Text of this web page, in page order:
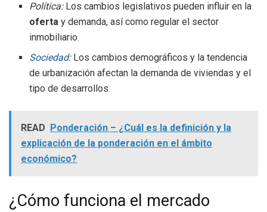
Política:Los cambios legislativos pueden influir en la
oferta y demanda, así como regular el sector
inmobiliario.
Sociedad:Los cambios demográficos y la tendencia
de urbanización afectan la demanda de viviendas y el
tipo de desarrollos.
READ
Ponderación – ¿Cuál es la definición y la
explicación de la ponderación en el ámbito
económico?
¿Cómo funciona el mercado